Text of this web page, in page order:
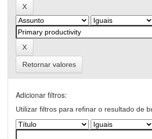
Retornar valores
Adicionar filtros:
Utilizar filtros para refinar o resultado de